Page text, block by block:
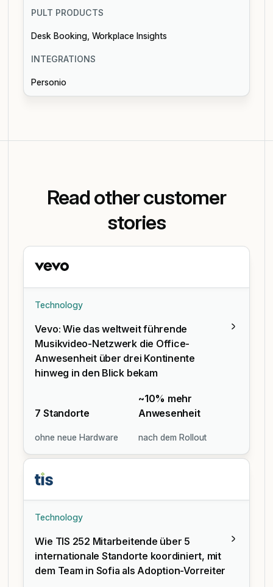
PULT PRODUCTS
Desk Booking Workplace Insights
INTEGRATIONS
Personio
Read other customer
stories
Technology
Vevo: Wie das weltweit führende
Musikvideo-Netzwerk die Office-
Anwesenheit über drei Kontinente
hinweg in den Blick bekam
7 Standorte
ohne neue Hardware
~10% mehr
Anwesenheit
nach dem Rollout
Technology
Wie TIS 252 Mitarbeitende über 5
internationale Standorte koordiniert, mit
dem Team in Sofia als Adoption-Vorreiter